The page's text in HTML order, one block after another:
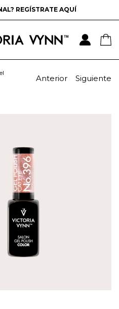
REGÍSTRATE AQUÍ
Anterior Siguiente